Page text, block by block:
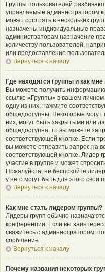
Группы пользователей
управляемые администратором
может состоять в нескольких
назначены индивидуальные
администраторам назначение
количеству пользователей,
или предоставление
Вернуться к началу
Где находятся группы и как мне
Вы можете получить
ссылке «Группы» в вашем личном
одну из них, нажмите
общедоступны. Некоторые могут
них, могут быть закрытыми или
общедоступна, то вы можете
соответствующей кнопке. Если
вы можете отправить запрос на
соответствующей кнопке. Лидер
участие в группе и может
Пожалуйста, не беспокойте
у него могут быть для этого свои
Вернуться к началу
Как мне стать лидером группы?
Лидеры групп обычно
конференции. Если вы
свяжитесь с администратором;
сообщение.
Вернуться к началу
Почему названия некоторых